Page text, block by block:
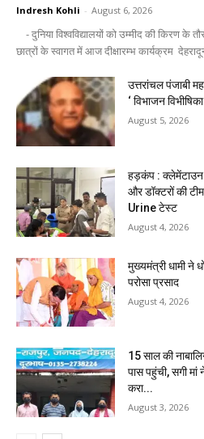
Indresh Kohli - August 6, 2026
- दुनिया विश्वविद्यालयों को उम्मीद की किरण के
छात्रों के स्वागत में आज दीक्षारम्भ कार्यक्रम
उत्तरांचल पंजाबी
‘ विभाजन
August 5, 2026
हड़कंप :
और डॉक्टरों की
Urine टेस्ट
August 4, 2026
मुख्यमंत्री धामी ने
परोसा प्रसाद
August 4, 2026
15 साल की
पास पहुंची, सगी मां
करा...
August 3, 2026